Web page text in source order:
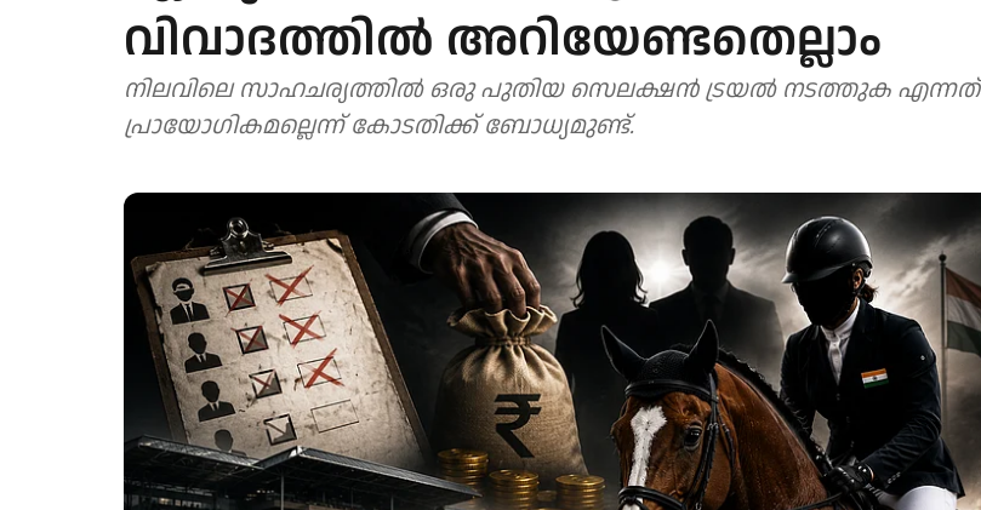
വിവാദത്തില്‍ അറിയേണ്ടതെല്ലാം
നിലവിലെ സാഹചര്യത്തില്‍ ഒരു പുതിയ സെലക്ഷന്‍ ട്രയല്‍ നടത്തുക എന്നത്
പ്രായോഗികമല്ലെന്ന് കോടതിക്ക് ബോധ്യമുണ്ട്.